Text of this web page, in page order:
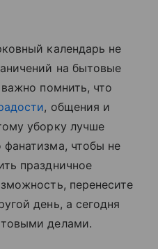
календарь не
на бытовые
помнить, что
, общения и
уборку лучше
фанатизма, чтобы не
праздничное
перенесите
день, а сегодня
делами.